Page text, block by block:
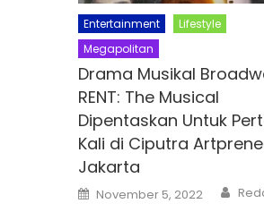
Entertainment
Lifestyle
Megapolitan
Drama Musikal
RENT: The Musical
Dipentaskan Untuk
Kali di Ciputra
Jakarta
Posted
on
November 5, 2022